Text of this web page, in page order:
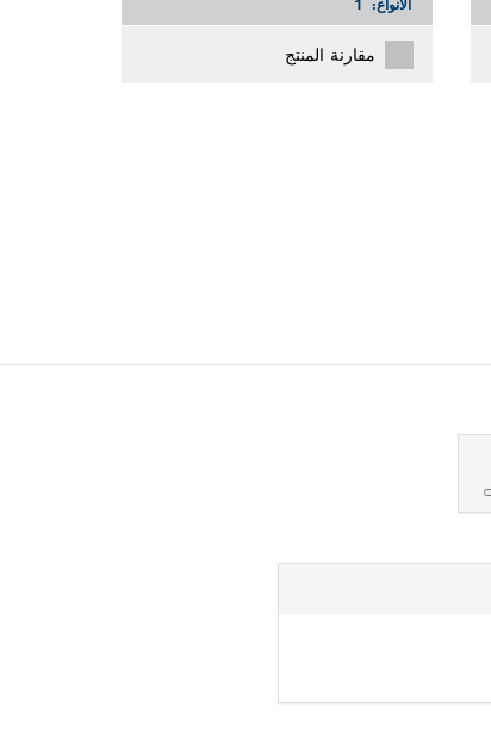
الأنواع: 1
مقارنة المنتج